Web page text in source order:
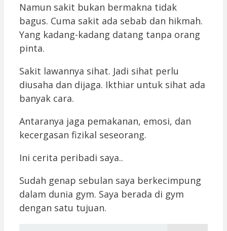
Namun sakit bukan bermakna tidak
bagus. Cuma sakit ada sebab dan hikmah.
Yang kadang-kadang datang tanpa orang
pinta.
Sakit lawannya sihat. Jadi sihat perlu
diusaha dan dijaga. Ikthiar untuk sihat ada
banyak cara.
Antaranya jaga pemakanan, emosi, dan
kecergasan fizikal seseorang.
Ini cerita peribadi saya..
Sudah genap sebulan saya berkecimpung
dalam dunia gym. Saya berada di gym
dengan satu tujuan.